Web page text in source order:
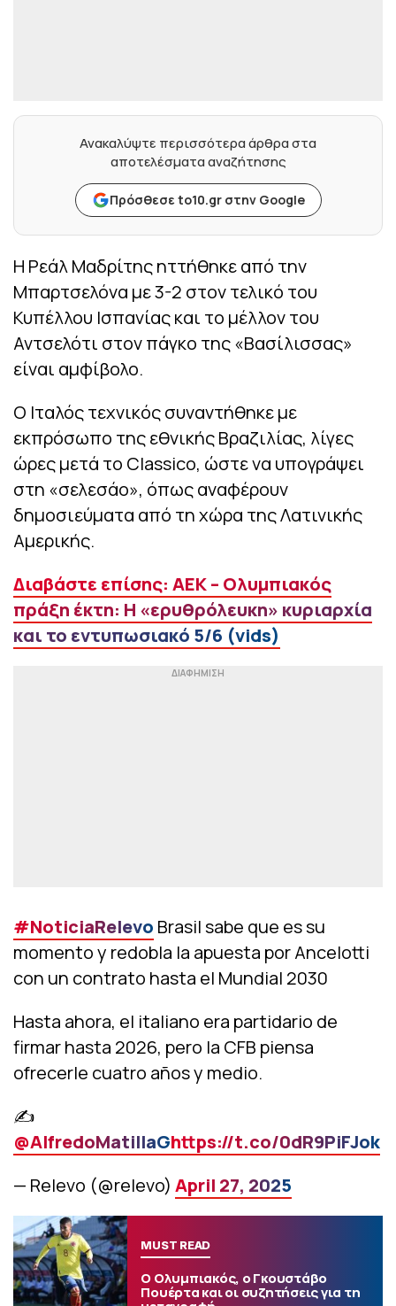
Ανακαλύψτε περισσότερα άρθρα στα
αποτελέσματα αναζήτησης
Πρόσθεσε to10.gr στην Google
Η Ρεάλ Μαδρίτης ηττήθηκε από την
Μπαρτσελόνα με 3-2 στον τελικό του
Κυπέλλου Ισπανίας και το μέλλον του
Αντσελότι στον πάγκο της «Βασίλισσας»
είναι αμφίβολο.
Ο Ιταλός τεχνικός συναντήθηκε με
εκπρόσωπο της εθνικής Βραζιλίας, λίγες
ώρες μετά το Classicο, ώστε να υπογράψει
στη «σελεσάο», όπως αναφέρουν
δημοσιεύματα από τη χώρα της Λατινικής
Αμερικής.
Διαβάστε επίσης: ΑΕΚ – Ολυμπιακός
πράξη έκτη: Η «ερυθρόλευκη» κυριαρχία
και το εντυπωσιακό 5/6 (vids)
#NoticiaRelevo Brasil sabe que es su
momento y redobla la apuesta por Ancelotti
con un contrato hasta el Mundial 2030
Hasta ahora, el italiano era partidario de
firmar hasta 2026, pero la CFB piensa
ofrecerle cuatro años y medio.
✍
@AlfredoMatillaGhttps://t.co/0dR9PiFJok
— Relevo (@relevo) April 27, 2025
MUST READ
Ο Ολυμπιακός, ο Γκουστάβο
Πουέρτα και οι συζητήσεις για τη